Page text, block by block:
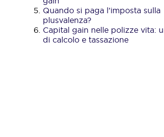
Quando si paga l’imposta sulla
plusvalenza?
Capital gain nelle polizze vita:
di calcolo e tassazione